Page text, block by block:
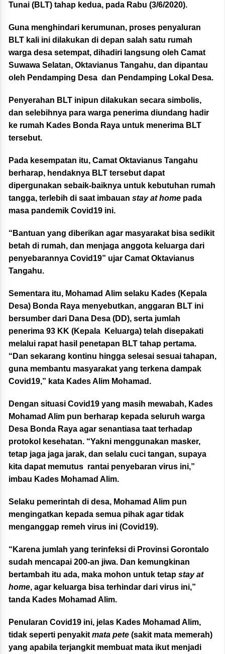
Tunai (BLT) tahap kedua, pada Rabu (3/6/2020).
Guna menghindari kerumunan, proses penyaluran
BLT kali ini dilakukan di depan salah satu rumah
warga desa setempat, dihadiri langsung oleh Camat
Suwawa Selatan, Oktavianus Tangahu, dan dipantau
oleh Pendamping Desa dan Pendamping Lokal Desa.
Penyerahan BLT inipun dilakukan secara simbolis,
dan selebihnya para warga penerima diundang hadir
ke rumah Kades Bonda Raya untuk menerima BLT
tersebut.
Pada kesempatan itu, Camat Oktavianus Tangahu
berharap, hendaknya BLT tersebut dapat
dipergunakan sebaik-baiknya untuk kebutuhan rumah
tangga, terlebih di saat imbauan stay at home pada
masa pandemik Covid19 ini.
“Bantuan yang diberikan agar masyarakat bisa sedikit
betah di rumah, dan menjaga anggota keluarga dari
penyebarannya Covid19” ujar Camat Oktavianus
Tangahu.
Sementara itu, Mohamad Alim selaku Kades (Kepala
Desa) Bonda Raya menyebutkan, anggaran BLT ini
bersumber dari Dana Desa (DD), serta jumlah
penerima 93 KK (Kepala Keluarga) telah disepakati
melalui rapat hasil penetapan BLT tahap pertama.
“Dan sekarang kontinu hingga selesai sesuai tahapan,
guna membantu masyarakat yang terkena dampak
Covid19,” kata Kades Alim Mohamad.
Dengan situasi Covid19 yang masih mewabah, Kades
Mohamad Alim pun berharap kepada seluruh warga
Desa Bonda Raya agar senantiasa taat terhadap
protokol kesehatan. “Yakni menggunakan masker,
tetap jaga jaga jarak, dan selalu cuci tangan, supaya
kita dapat memutus rantai penyebaran virus ini,”
imbau Kades Mohamad Alim.
Selaku pemerintah di desa, Mohamad Alim pun
mengingatkan kepada semua pihak agar tidak
menganggap remeh virus ini (Covid19).
“Karena jumlah yang terinfeksi di Provinsi Gorontalo
sudah mencapai 200-an jiwa. Dan kemungkinan
bertambah itu ada, maka mohon untuk tetap stay at
home, agar keluarga bisa terhindar dari virus ini,”
tanda Kades Mohamad Alim.
Penularan Covid19 ini, jelas Kades Mohamad Alim,
tidak seperti penyakit mata pete (sakit mata memerah)
yang apabila terjangkit membuat mata ikut menjadi